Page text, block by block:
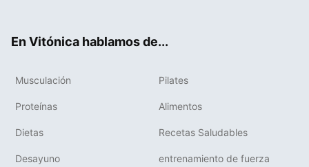
En Vitónica hablamos de...
Musculación Pilates
Proteínas Alimentos
Dietas Recetas Saludables
Desayuno entrenamiento de fuerza